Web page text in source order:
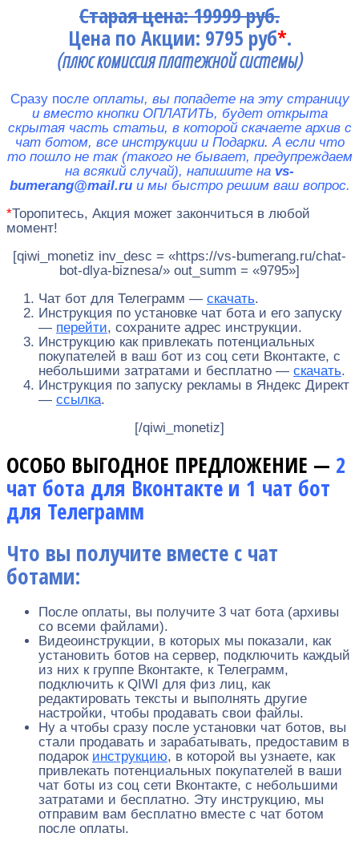
Старая цена: 19999 руб.
Цена по Акции: 9795 руб*.
(плюс комиссия платежной системы)
Сразу после оплаты, вы попадете на эту страницу
и вместо кнопки ОПЛАТИТЬ, будет открыта
скрытая часть статьи, в которой скачаете архив с
чат ботом, все инструкции и Подарки. А если что
то пошло не так (такого не бывает, предупреждаем
на всякий случай), напишите на vs-
bumerang@mail.ruи мы быстро решим ваш вопрос.
*Торопитесь, Акция может закончиться в любой
момент!
[qiwi_monetiz inv_desc = «https://vs-bumerang.ru/chat-
bot-dlya-biznesa/» out_summ = «9795»]
Чат бот для Телеграмм — скачать.
Инструкция по установке чат бота и его запуску
— перейти, сохраните адрес инструкции.
Инструкцию как привлекать потенциальных
покупателей в ваш бот из соц сети Вконтакте, с
небольшими затратами и бесплатно — скачать.
Инструкция по запуску рекламы в Яндекс Директ
— ссылка.
[/qiwi_monetiz]
ОСОБО ВЫГОДНОЕ ПРЕДЛОЖЕНИЕ — 2
чат бота для Вконтакте и 1 чат бот
для Телеграмм
Что вы получите вместе с чат
ботами:
После оплаты, вы получите 3 чат бота (архивы
со всеми файлами).
Видеоинструкции, в которых мы показали, как
установить ботов на сервер, подключить каждый
из них к группе Вконтакте, к Телеграмм,
подключить к QIWI для физ лиц, как
редактировать тексты и выполнять другие
настройки, чтобы продавать свои файлы.
Ну а чтобы сразу после установки чат ботов, вы
стали продавать и зарабатывать, предоставим в
подарок инструкцию, в которой вы узнаете, как
привлекать потенциальных покупателей в ваши
чат боты из соц сети Вконтакте, с небольшими
затратами и бесплатно. Эту инструкцию, мы
отправим вам бесплатно вместе с чат ботом
после оплаты.